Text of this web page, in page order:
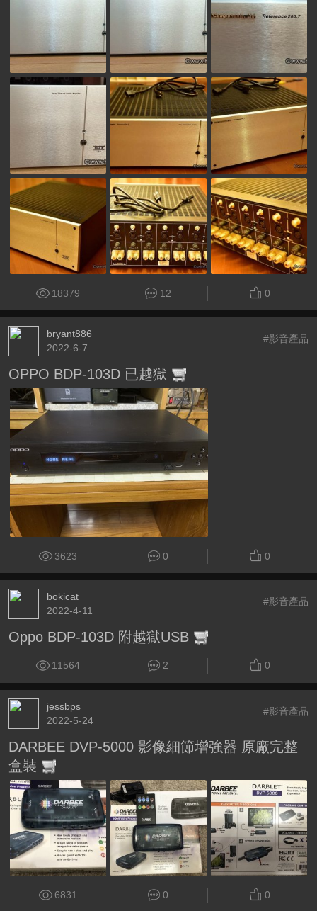
18379 12 0
bryant886
2022-6-7
#影音產品
OPPO BDP-103D 已越獄
3623 0 0
bokicat
2022-4-11
#影音產品
Oppo BDP-103D 附越獄USB
11564 2 0
jessbps
2022-5-24
#影音產品
DARBEE DVP-5000 影像細節增強器 原廠完整
盒裝
6831 0 0